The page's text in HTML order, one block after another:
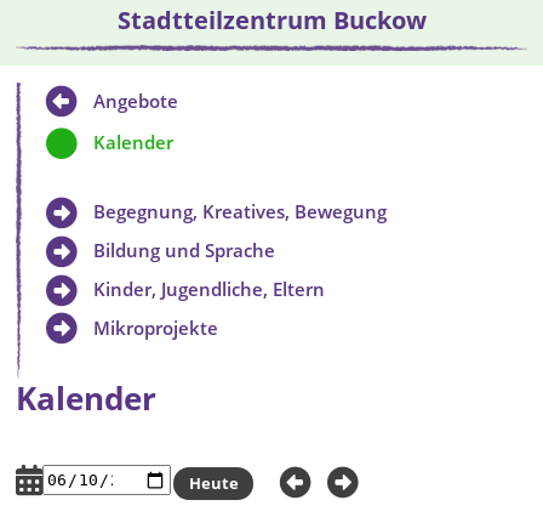
Stadtteilzentrum Buckow
Kalender
Heute
Angebote
Kalender
Begegnung, Kreatives, Bewegung
Bildung und Sprache
Kinder, Jugendliche, Eltern
Mikroprojekte